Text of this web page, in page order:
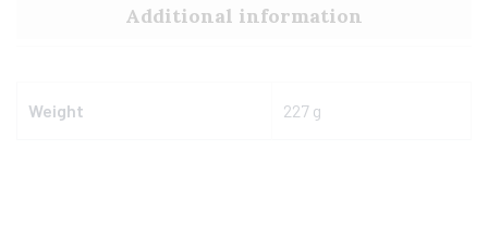
Additional information
Weight 227 g